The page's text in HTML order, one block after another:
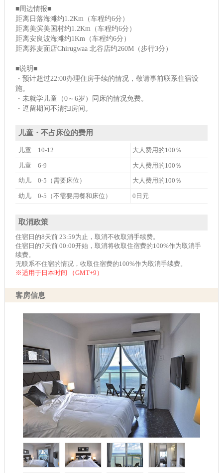
■周边情报■
距离日落海滩约1.2Km（车程约6分）
距离美滨美国村约1.2Km（车程约6分）
距离安良波海滩约1Km（车程约6分）
距离荞麦面店Chirugwaa 北谷店约260M（步行3分）
■说明■
・预计超过22:00办理住房手续的情况，敬请事前联系住宿设
施。
・未就学儿童（0～6岁）同床的情况免费。
・逗留期间不清扫房间。
儿童・不占床位的费用
儿童 10-12 大人费用的100％
儿童 6-9 大人费用的100％
幼儿 0-5（需要床位） 大人费用的100％
幼儿 0-5（不需要用餐和床位） 0日元
取消政策
住宿日的8天前 23:59为止，取消不收取消手续费。
住宿日的7天前 00:00开始，取消将收取住宿费的100%作为取消手
续费。
无联系不住宿的情况，收取住宿费的100%作为取消手续费。
※适用于日本时间 （GMT+9）
客房信息